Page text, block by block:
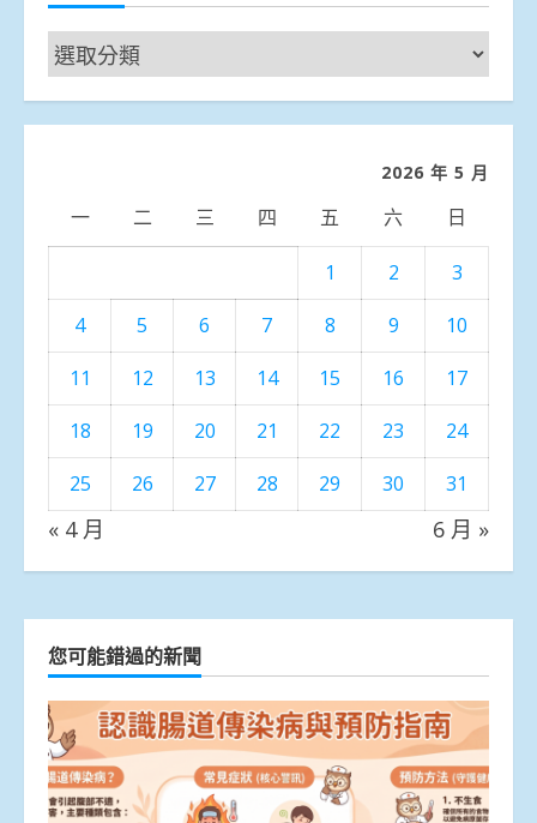
新
聞
分
2026 年 5 月
一 二 三 四 五 六 日
1 2
3
4
5 6 7 8 9
10
11
12 13 14 15 16
17
18
19 20 21 22 23
24
25
26 27 28 29 30 31
« 4 月 6 月 »
您可能錯過的新聞